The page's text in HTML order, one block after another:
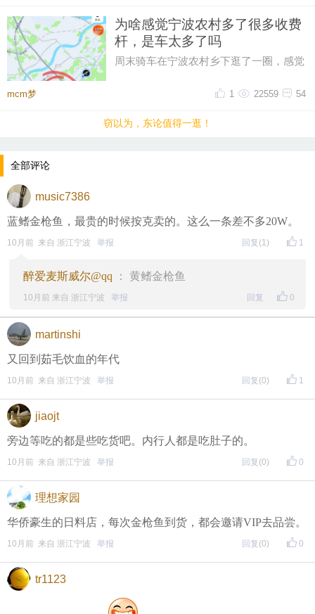
为啥感觉宁波农村多了很多收费
杆，是车太多了吗
周末骑车在宁波农村乡下逛了一圈，感觉
了，感觉几乎每个村头都有收费杆
mcm梦 54
22559
1
窃以为，东论值得一逛！
全部评论
music7386
蓝鳍金枪鱼，最贵的时候按克卖的。这么一条差不多20W。
1
10月前 来自 浙江宁波 举报 回复 (1)
醉爱麦斯威尔@qq ： 黄鳍金枪鱼
0
10月前 来自 浙江宁波 举报 回复
martinshi
又回到茹毛饮血的年代
1
10月前 来自 浙江宁波 举报 回复 (0)
jiaojt
旁边等吃的都是些吃货吧。内行人都是吃肚子的。
0
10月前 来自 浙江宁波 举报 回复 (0)
理想家园
华侨豪生的日料店，每次金枪鱼到货，都会邀请VIP去品尝。
0
10月前 来自 浙江宁波 举报 回复 (0)
tr1123